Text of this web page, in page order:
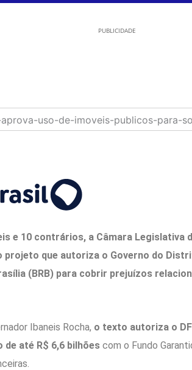
PUBLICIDADE
e 10 contrários, a Câmara Legislativa
que autoriza o Governo do
(BRB) para cobrir prejuízos
Ibaneis Rocha, o texto autoriza o
até R$ 6,6 bilhões com o Fundo